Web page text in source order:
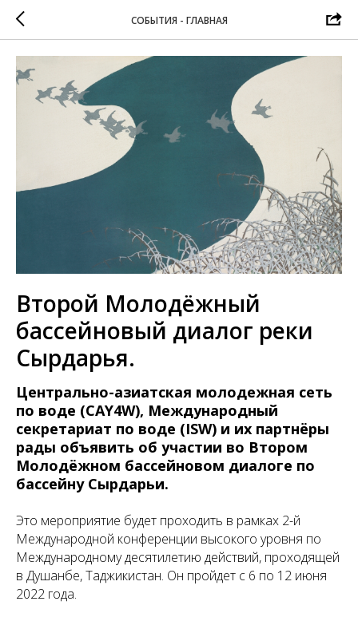
СОБЫТИЯ - ГЛАВНАЯ
Второй Молодёжный
бассейновый диалог реки
Сырдарья.
Центрально-азиатская молодежная сеть
по воде (CAY4W), Международный
секретариат по воде (ISW) и их партнёры
рады объявить об участии во Втором
Молодёжном бассейновом диалоге по
бассейну Сырдарьи.
Это мероприятие будет проходить в рамках 2-й
Международной конференции высокого уровня по
Международному десятилетию действий, проходящей
в Душанбе, Таджикистан. Он пройдет с 6 по 12 июня
2022 года.